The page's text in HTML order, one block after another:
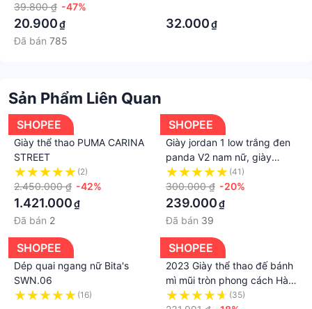
39.800 ₫ -47%
20.900₫
Đã bán 785
32.000₫
Sản Phẩm Liên Quan
SHOPEE
Giày thể thao PUMA CARINA
STREET
(2)
2.450.000 ₫ -42%
1.421.000₫
Đã bán 2
SHOPEE
Giày jordan 1 low trắng đen
panda V2 nam nữ, giày
jordan cổ thấp bản S.Cấp
full phụ kiện
(41)
300.000 ₫ -20%
239.000₫
Đã bán 39
SHOPEE
Dép quai ngang nữ Bita's
SWN.06
(16)
SHOPEE
2023 Giày thể thao đế bánh
mì mũi tròn phong cách Hàn
Quốc thời trang mùa xuân
(35)